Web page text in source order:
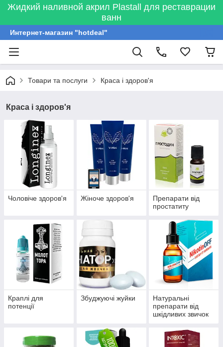
Жидкий наливной акрил Plastall для реставрации
ванн
Интернет-магазин "hotdeal"
Товари та послуги Краса і здоров'я
Краса і здоров'я
Чоловіче здоров'я Жіноче здоров'я
Препарати від
простатиту
Краплі для
потенції
Збуджуючі жуйки
Натуральні
препарати від
шкідливих звичок